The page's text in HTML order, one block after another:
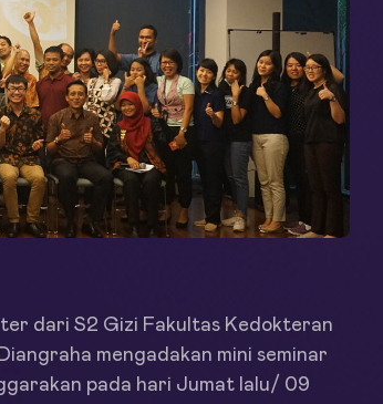
dari S2 Gizi Fakultas Kedokteran
mengadakan mini seminar
pada hari Jumat lalu/ 09